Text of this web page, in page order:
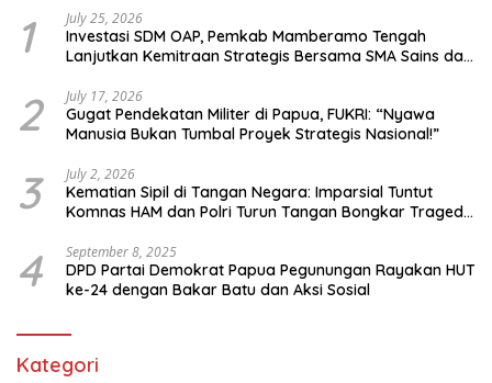
1 July 25, 2026
Investasi SDM OAP, Pemkab Mamberamo Tengah
Lanjutkan Kemitraan Strategis Bersama SMA Sains dan
2 July 17, 2026
Gugat Pendekatan Militer di Papua, FUKRI: “Nyawa
Manusia Bukan Tumbal Proyek Strategis Nasional!”
3 July 2, 2026
Kematian Sipil di Tangan Negara: Imparsial Tuntut
Komnas HAM dan Polri Turun Tangan Bongkar Tragedi
4 September 8, 2025
DPD Partai Demokrat Papua Pegunungan Rayakan HUT
ke-24 dengan Bakar Batu dan Aksi Sosial
Kategori